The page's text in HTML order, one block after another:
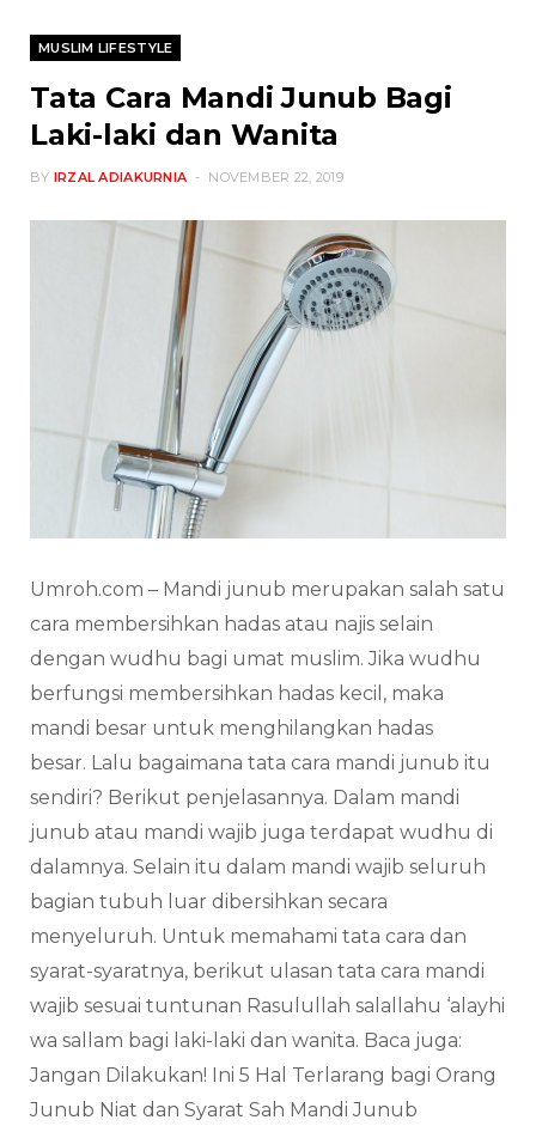
MUSLIM LIFESTYLE
Tata Cara Mandi Junub Bagi
Laki-laki dan Wanita
BY IRZAL ADIAKURNIA NOVEMBER 22, 2019
Umroh.com – Mandi junub merupakan salah satu
cara membersihkan hadas atau najis selain
dengan wudhu bagi umat muslim. Jika wudhu
berfungsi membersihkan hadas kecil, maka
mandi besar untuk menghilangkan hadas
besar. Lalu bagaimana tata cara mandi junub itu
sendiri? Berikut penjelasannya. Dalam mandi
junub atau mandi wajib juga terdapat wudhu di
dalamnya. Selain itu dalam mandi wajib seluruh
bagian tubuh luar dibersihkan secara
menyeluruh. Untuk memahami tata cara dan
syarat-syaratnya, berikut ulasan tata cara mandi
wajib sesuai tuntunan Rasulullah salallahu ‘alayhi
wa sallam bagi laki-laki dan wanita. Baca juga:
Jangan Dilakukan! Ini 5 Hal Terlarang bagi Orang
Junub Niat dan Syarat Sah Mandi Junub